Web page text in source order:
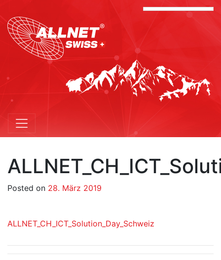
Posted on 28. März 2019
ALLNET_CH_ICT_Solution_Day_Schweiz